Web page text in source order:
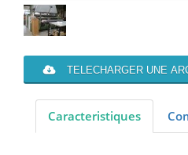
TELECHARGER UNE
Caracteristiques